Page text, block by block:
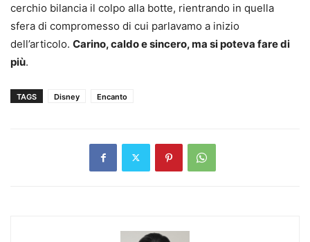
cerchio bilancia il colpo alla botte, rientrando in quella
sfera di compromesso di cui parlavamo a inizio
dell’articolo. Carino, caldo e sincero, ma si poteva fare di
più.
TAGS Disney Encanto